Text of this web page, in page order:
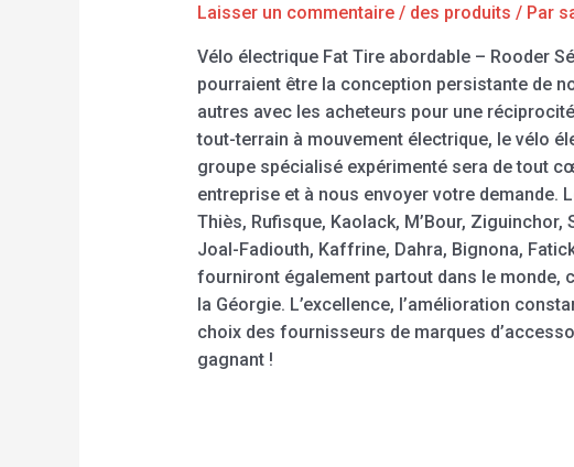
Laisser un commentaire / des produits / Par
Vélo électrique Fat Tire abordable – Rooder
pourraient être la conception persistante de
autres avec les acheteurs pour une
tout-terrain à mouvement électrique, le vélo
groupe spécialisé expérimenté sera de tout
entreprise et à nous envoyer votre
Thiès, Rufisque, Kaolack, M’Bour,
Joal-Fadiouth, Kaffrine, Dahra, Bignona,
fourniront également partout dans le monde,
la Géorgie. L’excellence, l’amélioration
choix des fournisseurs de marques
gagnant !